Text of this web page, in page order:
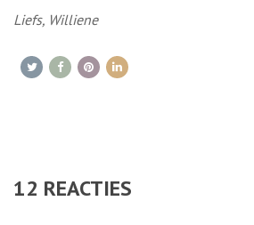
Liefs, Williene
12 REACTIES